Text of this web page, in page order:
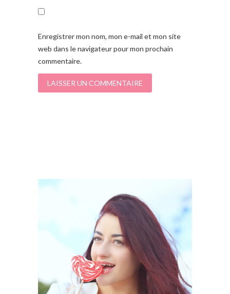
Enregistrer mon nom, mon e-mail et mon site
web dans le navigateur pour mon prochain
commentaire.